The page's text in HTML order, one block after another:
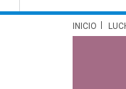
INICIO